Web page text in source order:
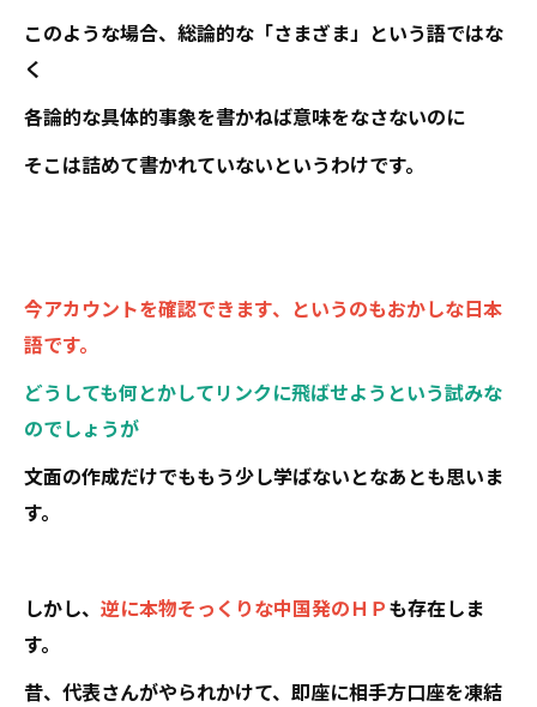
このような場合、総論的な「さまざま」という語ではな
く
各論的な具体的事象を書かねば意味をなさないのに
そこは詰めて書かれていないというわけです。
今アカウントを確認できます、というのもおかしな日本
語です。
どうしても何とかしてリンクに飛ばせようという試みな
のでしょうが
文面の作成だけでももう少し学ばないとなあとも思いま
す。
しかし、 逆に本物そっくりな中国発のＨＰも存在しま
す。
昔、代表さんがやられかけて、即座に相手方口座を凍結